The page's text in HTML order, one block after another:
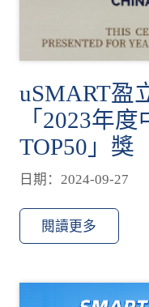
uSMART盈
「2023年
TOP50」獎
日期：2024-09-27
閱讀更多